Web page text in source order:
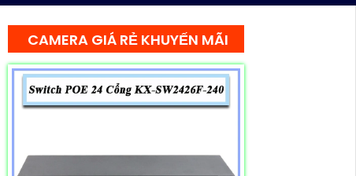
CAMERA GIÁ RẺ KHUYẾN MÃI